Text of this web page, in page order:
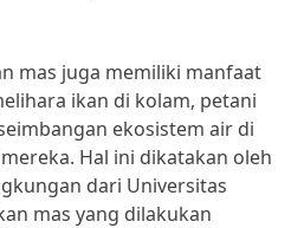
mas juga memiliki manfaat
ikan di kolam, petani
ekosistem air di
Hal ini dikatakan oleh
dari Universitas
mas yang dilakukan